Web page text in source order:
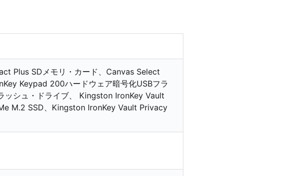
Plus SDメモリ・カード、Canvas Select
Keypad 200ハードウェア暗号化USBフラ
ッシュ・ドライブ、 Kingston IronKey Vault
M.2 SSD、Kingston IronKey Vault Privacy